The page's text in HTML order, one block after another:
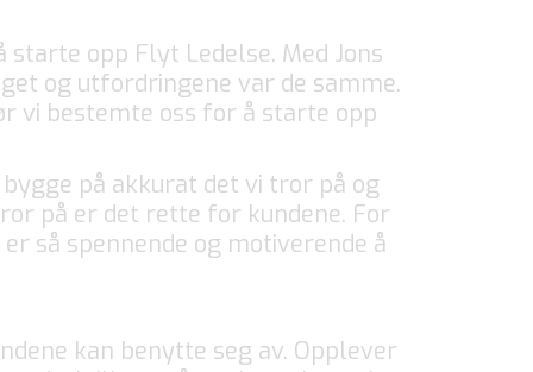
opp Flyt Ledelse. Med Jons
og utfordringene var de samme.
vi bestemte oss for å starte opp
på akkurat det vi tror på og
på er det rette for kundene. For
så spennende og motiverende å
kan benytte seg av. Opplever